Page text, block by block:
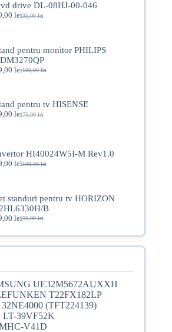
drive DL-08HJ-00-046
35,00lei
Prețul
fost:
35,00 lei.
leiPrețul
30,00 lei.
pentru monitor PHILIPS
100,00lei
Prețul
fost:
100,00 lei.
leiPrețul
89,00 lei.
pentru tv HISENSE
75,00lei
Prețul
75,00 lei.
leiPrețul
HI40024W5I-M Rev1.0
100,00lei
Prețul
fost:
100,00 lei.
leiPrețul
79,00 lei.
standuri pentru tv HORIZON
B
50,00lei
Prețul
leiPrețul
UE32M5672AUXXH
T22FX182LP
(TFT224139)
LT-39VF52K
V41D